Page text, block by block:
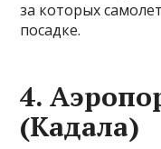
за которых
посадке.
4.
(Кадала)